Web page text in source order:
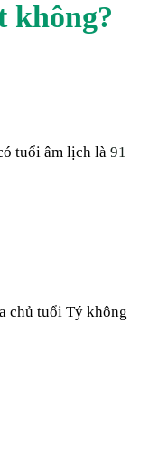
không?
tuổi âm lịch là 91
chủ tuổi Tý không